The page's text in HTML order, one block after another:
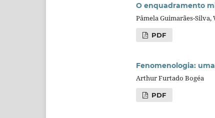
O enquadramento
Pâmela Guimarães-
PDF
Fenomenologia:
Arthur Furtado Bogéa
PDF